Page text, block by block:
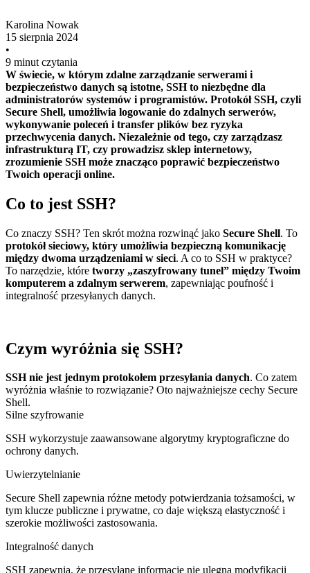
Karolina Nowak
15 sierpnia 2024
•
9 minut czytania
W świecie, w którym zdalne zarządzanie serwerami i
bezpieczeństwo danych są istotne, SSH to niezbędne dla
administratorów systemów i programistów. Protokół SSH, czyli
Secure Shell, umożliwia logowanie do zdalnych serwerów,
wykonywanie poleceń i transfer plików bez ryzyka
przechwycenia danych. Niezależnie od tego, czy zarządzasz
infrastrukturą IT, czy prowadzisz sklep internetowy,
zrozumienie SSH może znacząco poprawić bezpieczeństwo
Twoich operacji online.
Co to jest SSH?
Co znaczy SSH? Ten skrót można rozwinąć jako Secure Shell. To
protokół sieciowy, który umożliwia bezpieczną komunikację
między dwoma urządzeniami w sieci. A co to SSH w praktyce?
To narzędzie, które tworzy „zaszyfrowany tunel” między Twoim
komputerem a zdalnym serwerem, zapewniając poufność i
integralność przesyłanych danych.
Czym wyróżnia się SSH?
SSH nie jest jednym protokołem przesyłania danych. Co zatem
wyróżnia właśnie to rozwiązanie? Oto najważniejsze cechy Secure
Shell.
Silne szyfrowanie
SSH wykorzystuje zaawansowane algorytmy kryptograficzne do
ochrony danych.
Uwierzytelnianie
Secure Shell zapewnia różne metody potwierdzania tożsamości, w
tym klucze publiczne i prywatne, co daje większą elastyczność i
szerokie możliwości zastosowania.
Integralność danych
SSH zapewnia, że przesyłane informacje nie ulegną modyfikacji